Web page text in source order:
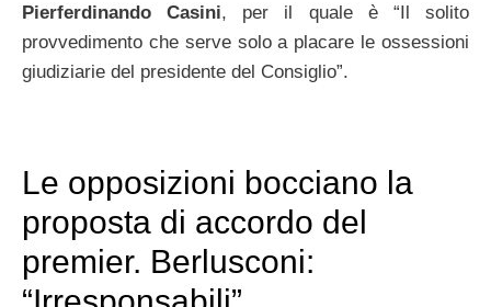
Pierferdinando Casini, per il quale è “Il solito
provvedimento che serve solo a placare le ossessioni
giudiziarie del presidente del Consiglio”.
Le opposizioni bocciano la
proposta di accordo del
premier. Berlusconi: